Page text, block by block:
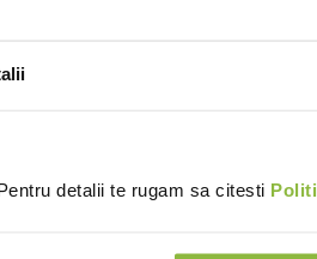
detalii te rugam sa citesti